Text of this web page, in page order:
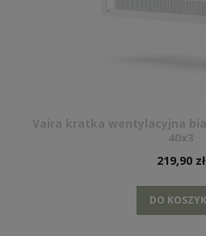
Vaira kratka wentylacyjna
40x3
219,90 zł
DO